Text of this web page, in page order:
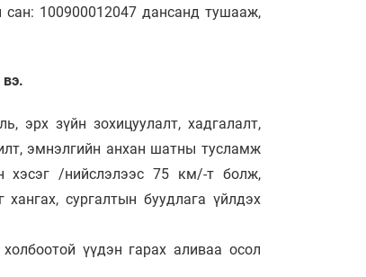
сан: 100900012047 дансанд тушааж,
эрх зүйн зохицуулалт, хадгалалт,
эмнэлгийн анхан шатны тусламж
хэсэг /нийслэлээс 75 км/-т болж,
сургалтын буудлага үйлдэх
үүдэн гарах аливаа осол